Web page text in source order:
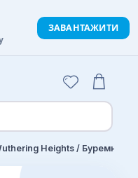
ЗАВАНТАЖИТИ